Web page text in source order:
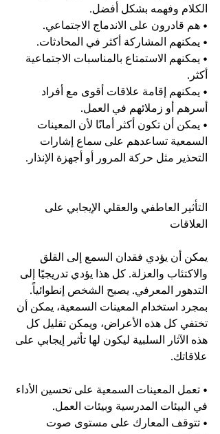
الكلام وفهمه بشكل أفضل.
• هم قادرون على الاندماج الاجتماعي.
• يمكنهم المشاركة أكثر في المحادثات.
• يمكنهم الاستمتاع بالمناسبات الاجتماعية
أكثر.
• يمكنهم إقامة علاقات أقوى مع أفراد
أسرهم أو زملائهم في العمل.
• يمكن أن تكون أكثر أمانًا لأن المعينات
السمعية تساعدهم على سماع إشارات
التحذير مثل حركة المرور أو أجهزة الإنذار.
التأثير العاطفي والعقلي الإيجابي على
العلاقات
يمكن أن يؤدي فقدان السمع إلى القلق
والاكتئاب والعزلة. كل هذا يؤدي تدريجيًا إلى
التدهور المعرفي. يصبح الشخص إنطوائياً.
بمجرد استخدام المعينات السمعية، يمكن أن
تختفي كل هذه الأعراض، ويمكن تقليل كل
هذه الآثار السلبية ليكون لها تأثير إيجابي على
علاقاتك.
• تعمل المعينات السمعية على تحسين الأداء
في البيئات المدرسية وبيئات العمل.
• تتوقف المعارك على مستوى صوت